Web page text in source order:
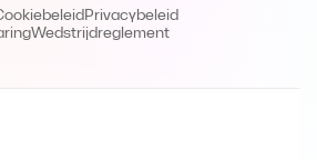
Privacybeleid
Wedstrijdreglement